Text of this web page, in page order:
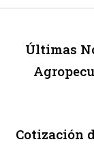
Últimas
Cotización